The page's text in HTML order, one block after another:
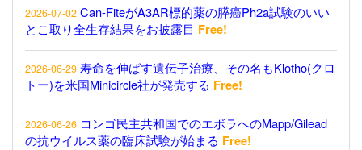
2026-07-02 Can-FiteがA3AR標的薬の膵癌Ph2a試験のいい
とこ取り全生存結果をお披露目 Free!
2026-06-29 寿命を伸ばす遺伝子治療、その名もKlotho(クロ
トー)を米国Minicircle社が発売する Free!
2026-06-26 コンゴ民主共和国でのエボラへのMapp/Gilead
の抗ウイルス薬の臨床試験が始まる Free!